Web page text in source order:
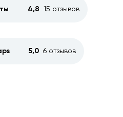
4,8 15 отзывов
5,0 6 отзывов